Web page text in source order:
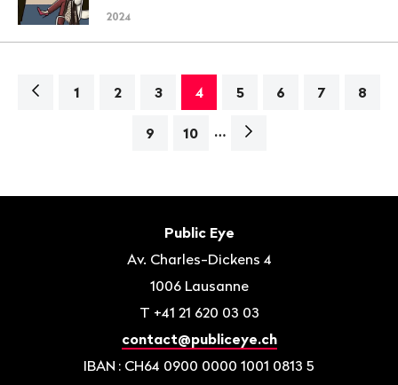
2024
Navigation
1 2 3 4 5 6 7 8
9 10 …
Page
Public Eye
Av. Charles-Dickens 4
1006 Lausanne
T +41 21 620 03 03
contact@publiceye.ch
IBAN : CH64 0900 0000 1001 0813 5